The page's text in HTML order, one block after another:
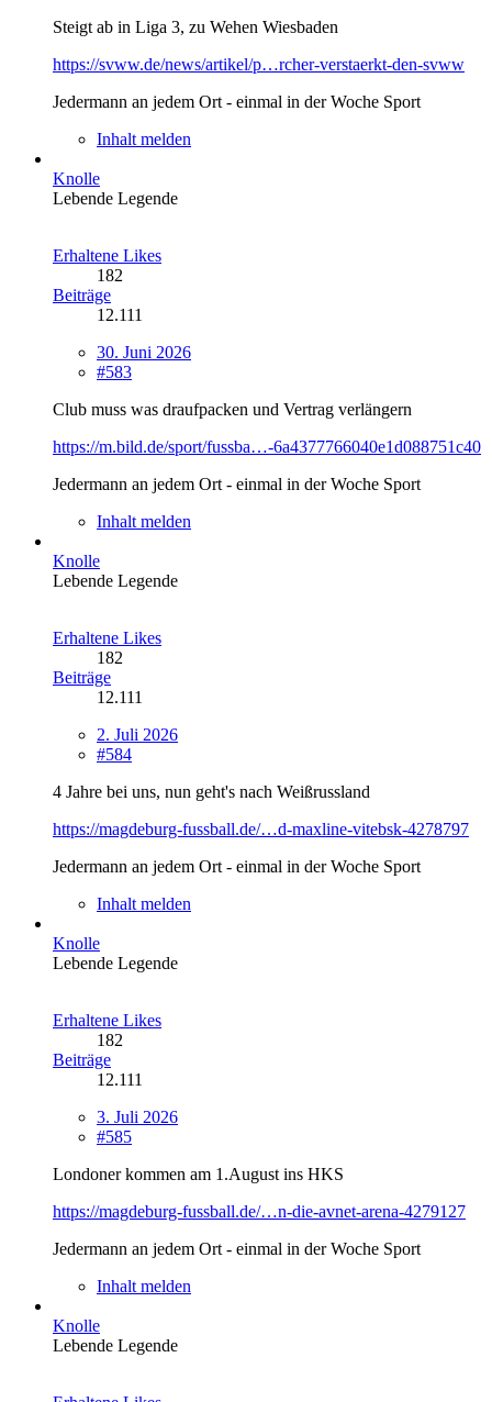
Steigt ab in Liga 3, zu Wehen Wiesbaden
https://svww.de/news/artikel/p…rcher-verstaerkt-den-svww
Jedermann an jedem Ort - einmal in der Woche Sport
Inhalt melden
Knolle
Lebende Legende
Erhaltene Likes
182
Beiträge
12.111
30. Juni 2026
#583
Club muss was draufpacken und Vertrag verlängern
https://m.bild.de/sport/fussba…-6a4377766040e1d088751c40
Jedermann an jedem Ort - einmal in der Woche Sport
Inhalt melden
Knolle
Lebende Legende
Erhaltene Likes
182
Beiträge
12.111
2. Juli 2026
#584
4 Jahre bei uns, nun geht's nach Weißrussland
https://magdeburg-fussball.de/…d-maxline-vitebsk-4278797
Jedermann an jedem Ort - einmal in der Woche Sport
Inhalt melden
Knolle
Lebende Legende
Erhaltene Likes
182
Beiträge
12.111
3. Juli 2026
#585
Londoner kommen am 1.August ins HKS
https://magdeburg-fussball.de/…n-die-avnet-arena-4279127
Jedermann an jedem Ort - einmal in der Woche Sport
Inhalt melden
Knolle
Lebende Legende